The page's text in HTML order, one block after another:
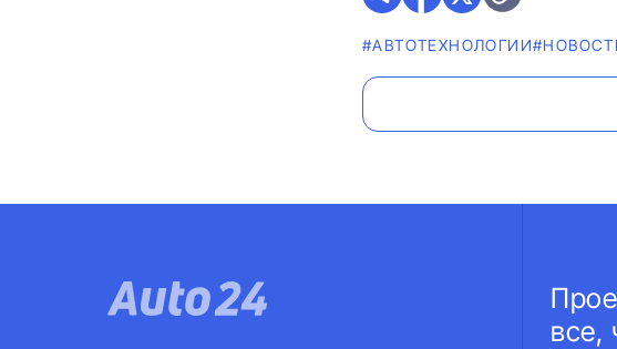
#АВТОТЕХНОЛОГИИ
все,